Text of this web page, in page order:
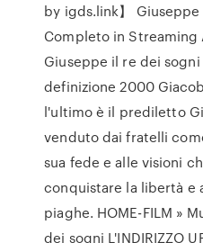
by igds.link】
Completo in Streaming
Giuseppe il re dei
definizione 2000
l'ultimo è il prediletto
venduto dai fratelli
sua fede e alle visioni
conquistare la libertà e
piaghe. HOME-FILM »
dei sogni L'INDIRIZZO